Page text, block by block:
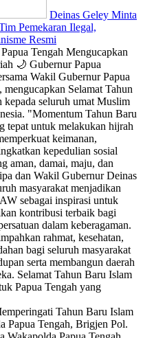
Deinas Geley Minta
Pemekaran Ilegal,
Resmi